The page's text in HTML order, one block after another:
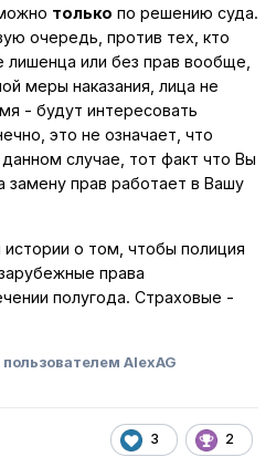
только по решению суда.
очередь, против тех, кто
лишенца или без прав вообще,
меры наказания, лица не
- будут интересовать
это не означает, что
случае, тот факт что Вы
прав работает в Вашу
о том, чтобы полиция
права
полугода. Страховые -
пользователем AlexAG
3 2